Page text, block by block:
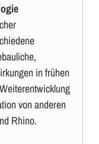
in frühen
von anderen
Rhino.